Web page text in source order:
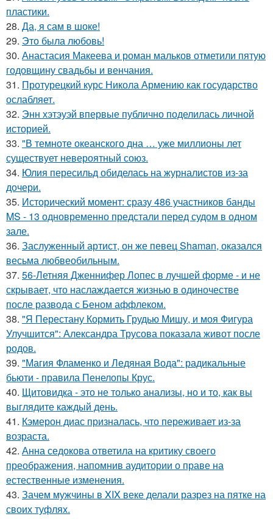
пластики.
28. Да, я сам в шоке!
29. Это была любовь!
30. Анастасия Макеева и роман мальков отметили пятую
годовщину свадьбы и венчания.
31. Протурецкий курс Никола Армению как государство
ослабляет.
32. Энн хэтэуэй впервые публично поделилась личной
историей.
33. "В темноте океанского дна … уже миллионы лет
существует невероятный союз.
34. Юлия пересильд обиделась на журналистов из-за
дочери.
35. Исторический момент: сразу 486 участников банды
MS - 13 одновременно предстали перед судом в одном
зале.
36. Заслуженный артист, он же певец Shaman, оказался
весьма любвеобильным.
37. 56-Летняя Дженнифер Лопес в лучшей форме - и не
скрывает, что наслаждается жизнью в одиночестве
после развода с Беном аффлеком.
38. "Я Перестану Кормить Грудью Мишу, и моя Фигура
Улучшится": Александра Трусова показала живот после
родов.
39. "Магия Фламенко и Ледяная Вода": радикальные
бьюти - правила Пенелопы Крус.
40. Щитовидка - это не только анализы, но и то, как вы
выглядите каждый день.
41. Кэмерон диас призналась, что переживает из-за
возраста.
42. Анна седокова ответила на критику своего
преображения, напомнив аудитории о праве на
естественные изменения.
43. Зачем мужчины в XIX веке делали разрез на пятке на
своих туфлях.